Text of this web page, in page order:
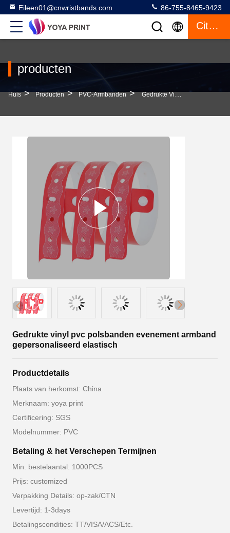
Eileen01@cnwristbands.com 86-755-8465-9423
Citaat
producten
Huis > Producten > PVC-Armbanden > Gedrukte Vinyl Pvc Polsbanden Evenement Armband Gepersonaliseerd Elastisch
Gedrukte vinyl pvc polsbanden evenement armband
gepersonaliseerd elastisch
Productdetails
Plaats van herkomst: China
Merknaam: yoya print
Certificering: SGS
Modelnummer: PVC
Betaling & het Verschepen Termijnen
Min. bestelaantal: 1000PCS
Prijs: customized
Verpakking Details: op-zak/CTN
Levertijd: 1-3days
Betalingscondities: TT/VISA/ACS/Etc.